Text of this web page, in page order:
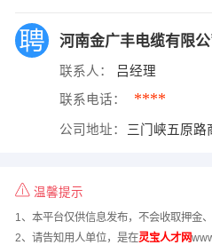
河南金广丰电缆有限公
联系人： 吕经理
联系电话： ****
公司地址： 三门峡五原路
温馨提示
1、本平台仅供信息发布，不会收取押金
2、请告知用人单位，是在灵宝人才网